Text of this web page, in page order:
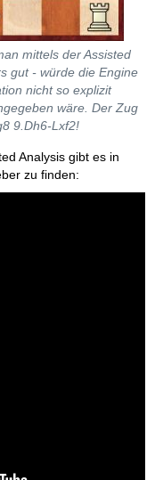
mittels der Assisted
gut - würde die Engine
nicht so explizit
wäre. Der Zug
9.Dh6-Lxf2!
Analysis gibt es in
zu finden: